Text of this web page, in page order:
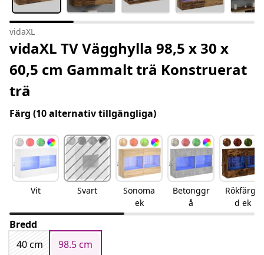
vidaXL
vidaXL TV Vägghylla 98,5 x 30 x
60,5 cm Gammalt trä Konstruerat
trä
Färg (10 alternativ tillgängliga)
Vit Svart
Sonoma
ek
Betonggr
å
Rökfärga
d ek
Bredd
40 cm
98.5 cm